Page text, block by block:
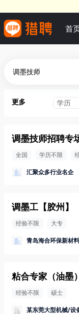
首
更多 学历
调墨技师招聘专
全国 学历不限
汇聚众多行业名企
调墨工 【胶州 】
经验不限 大专
青岛海合环保新材
粘合专家（油墨）
经验不限 硕士
某东莞大型机械/设